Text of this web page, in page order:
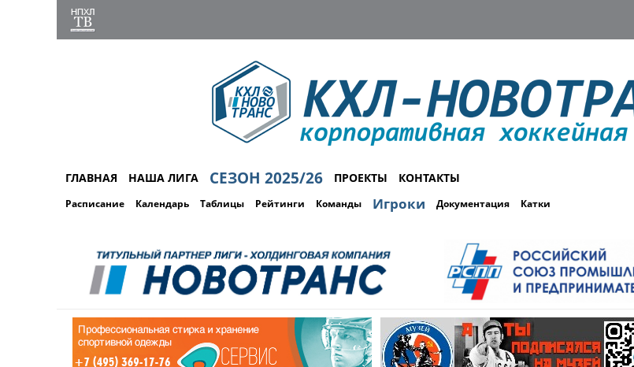
ГЛАВНАЯ НАША ЛИГА СЕЗОН 2025/26 ПРОЕКТЫ КОНТАКТЫ
Расписание Календарь Таблицы Рейтинги Команды Игроки Документация Катки